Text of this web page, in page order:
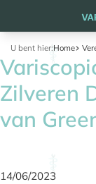
U bent hier:Home
Zilveren
van
14/06/2023